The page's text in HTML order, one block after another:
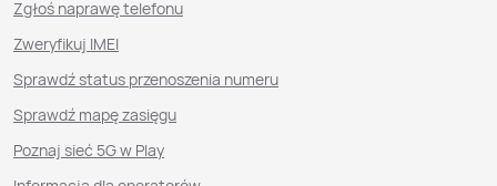
Zgłoś naprawę telefonu
Zweryfikuj IMEI
Sprawdź status przenoszenia numeru
Sprawdź mapę zasięgu
Poznaj sieć 5G w Play